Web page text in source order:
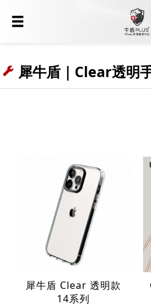
犀牛盾｜Clear透明
犀牛盾 Clear 透明款
14系列